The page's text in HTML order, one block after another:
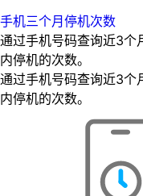
手机三个月停机次数
通过手机号码查询近3个
内停机的次数。
通过手机号码查询近3个
内停机的次数。